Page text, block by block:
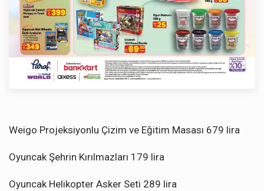
Weigo Projeksiyonlu Çizim ve Eğitim Masası 679 lira
Oyuncak Şehrin Kırılmazları 179 lira
Oyuncak Helikopter Asker Seti 289 lira